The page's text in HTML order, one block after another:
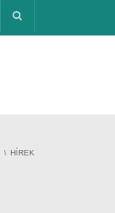
HÍREK